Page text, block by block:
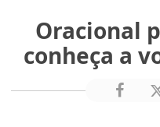
Oracional
conheça a